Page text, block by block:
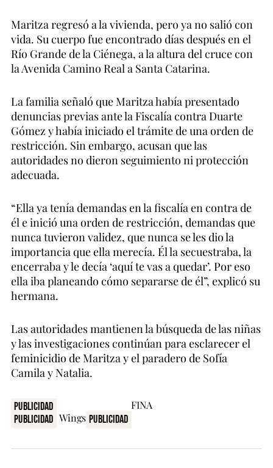
Maritza regresó a la vivienda, pero ya no salió con
vida. Su cuerpo fue encontrado días después en el
Río Grande de la Ciénega, a la altura del cruce con
la Avenida Camino Real a Santa Catarina.
La familia señaló que Maritza había presentado
denuncias previas ante la Fiscalía contra Duarte
Gómez y había iniciado el trámite de una orden de
restricción. Sin embargo, acusan que las
autoridades no dieron seguimiento ni protección
adecuada.
“Ella ya tenía demandas en la fiscalía en contra de
él e inició una orden de restricción, demandas que
nunca tuvieron validez, que nunca se les dio la
importancia que ella merecía. Él la secuestraba, la
encerraba y le decía ‘aquí te vas a quedar’. Por eso
ella iba planeando cómo separarse de él”, explicó su
hermana.
Las autoridades mantienen la búsqueda de las niñas
y las investigaciones continúan para esclarecer el
feminicidio de Maritza y el paradero de Sofía
Camila y Natalia.
Publicidad
Publicidad
Publicidad